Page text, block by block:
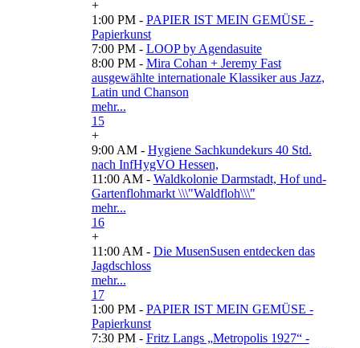
+
1:00 PM - PAPIER IST MEIN GEMÜSE -
Papierkunst
7:00 PM - LOOP by Agendasuite
8:00 PM - Mira Cohan + Jeremy Fast
ausgewählte internationale Klassiker aus Jazz,
Latin und Chanson
mehr...
15
+
9:00 AM - Hygiene Sachkundekurs 40 Std.
nach InfHygVO Hessen,
11:00 AM - Waldkolonie Darmstadt, Hof und-
Gartenflohmarkt \\\"Waldfloh\\\"
mehr...
16
+
11:00 AM - Die MusenSusen entdecken das
Jagdschloss
mehr...
17
1:00 PM - PAPIER IST MEIN GEMÜSE -
Papierkunst
7:30 PM - Fritz Langs „Metropolis 1927“ -